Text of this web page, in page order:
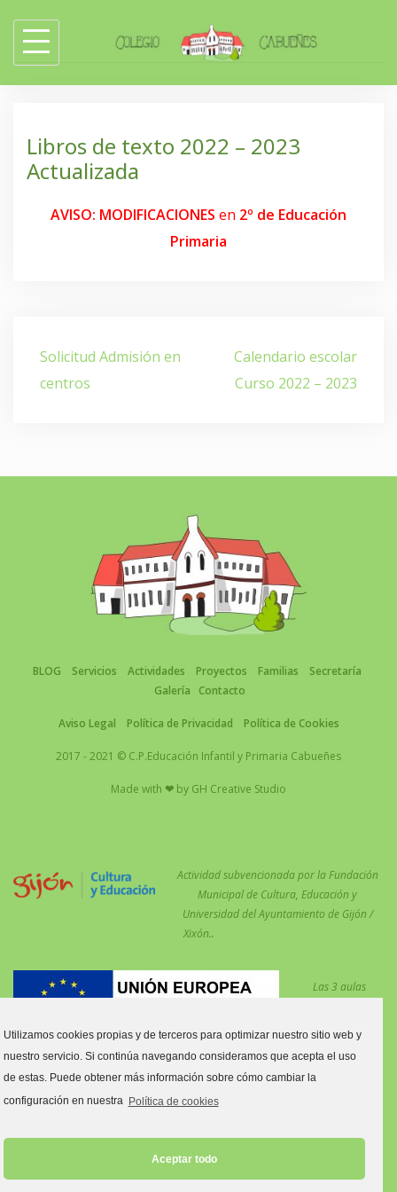
content
Libros de texto 2022 – 2023
Actualizada
AVISO: MODIFICACIONES en 2º de Educación
Primaria
Navegación
entradas
Solicitud Admisión en
centros
Calendario escolar
Curso 2022 – 2023
BLOG Servicios Actividades Proyectos Familias
Secretaría
Galería
Contacto
Aviso Legal Política de Privacidad Política de Cookies
2017 - 2021 © C.P.Educación Infantil y Primaria Cabueñes
Made with ❤ by GH Creative Studio
Actividad subvencionada por la Fundación
Municipal de Cultura, Educación y
Universidad del Ayuntamiento de Gijón /
Xixón..
Las 3 aulas
reforzar las
medidas COVID están financiadas por el Fondo Social Europeo.
Estas aulas son:
Aula primero y segundo de Primaria C.
Utilizamos cookies propias y de terceros para optimizar nuestro sitio web y
nuestro servicio. Si continúa navegando consideramos que acepta el uso
de estas. Puede obtener más información sobre cómo cambiar la
configuración en nuestra Política de cookies
Aceptar todo